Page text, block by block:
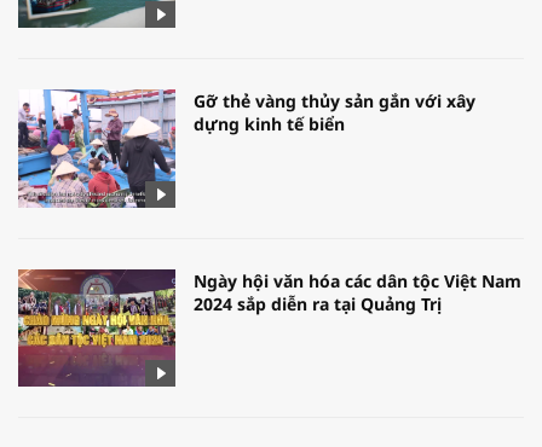
Gỡ thẻ vàng thủy sản gắn với xây
dựng kinh tế biển
Ngày hội văn hóa các dân tộc Việt Nam
2024 sắp diễn ra tại Quảng Trị